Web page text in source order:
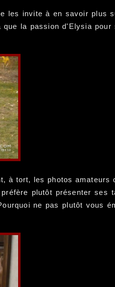
les invite à en savoir plus
la passion d'Elysia pour
à tort, les photos amateurs
plutôt présenter ses
ne pas plutôt vous